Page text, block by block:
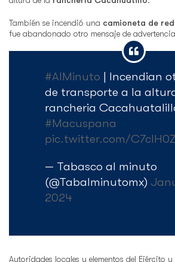
También se incendió una camioneta de
fue abandonado otro mensaje de
#AlMinuto | Incendian
de transporte a la
rancheria
#Macuspana
pic.twitter.com/
— Tabasco al minuto
(@Tabalminutomx)
2024
Autoridades locales y elementos del Ejército